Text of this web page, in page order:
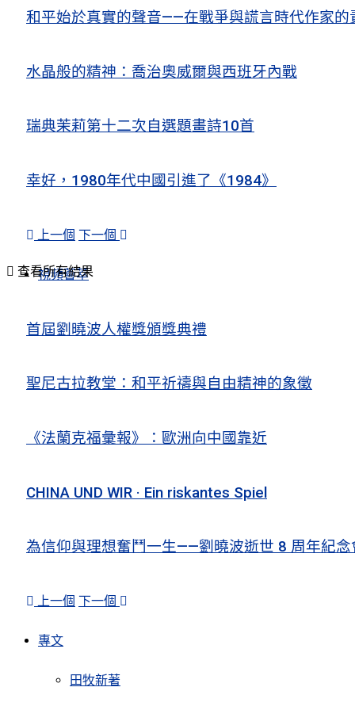
和平始於真實的聲音——在戰爭與謊言時代作家的
水晶般的精神：喬治奧威爾與西班牙內戰
瑞典茉莉第十二次自選題畫詩10首
幸好，1980年代中國引進了《1984》
上一個 下一個
視頻薈萃
首屆劉曉波人權獎頒獎典禮
聖尼古拉教堂：和平祈禱與自由精神的象徵
《法蘭克福彙報》：歐洲向中國靠近
CHINA UND WIR · Ein riskantes Spiel
為信仰與理想奮鬥一生——劉曉波逝世 8 周年紀念
上一個 下一個
專文
田牧新著
查看所有結果